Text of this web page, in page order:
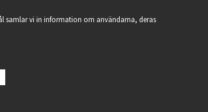
samlar vi in information om användarna, deras